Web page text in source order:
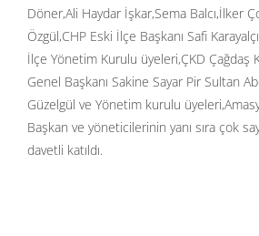
Döner,Ali Haydar İşkar,Sema Balcı,İlker
Özgül,CHP Eski İlçe Başkanı Safi
İlçe Yönetim Kurulu üyeleri,ÇKD Çağdaş
Genel Başkanı Sakine Sayar Pir Sultan
Güzelgül ve Yönetim kurulu
Başkan ve yöneticilerinin yanı sıra çok
davetli katıldı.